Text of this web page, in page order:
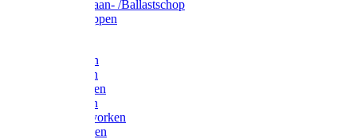
Slijtsrip Graan- /Ballastschop
Graanschoppen
Hooivorken
Mestvorken
Bietenvorken
Maisvorken
Aardappelvorken
Vijgenvorken